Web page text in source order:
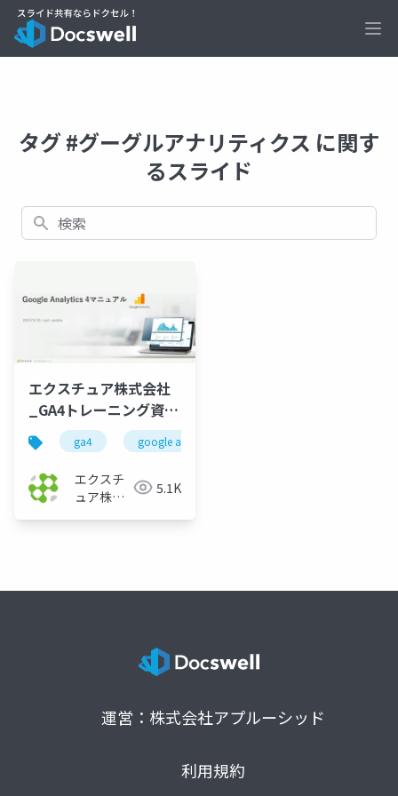
タグ #グーグルアナリティクス に関す
るスライド
検索
エクスチュア株式会社
_GA4トレーニング資料
_ver.1.1ga4 google analytics
エクスチ
ュア株式
5.1K
運営：株式会社アプルーシッド
利用規約